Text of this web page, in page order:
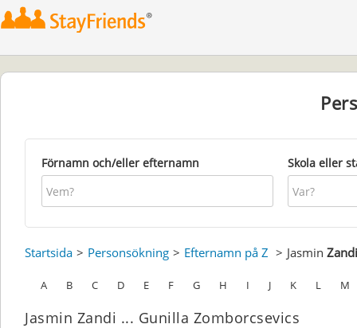
Förnamn och/eller efternamn Skola eller
Startsida Personsökning Efternamn på Z Jasmin Zandi
A B C D E F G H I J K L M
Jasmin Zandi ... Gunilla Zomborcsevics